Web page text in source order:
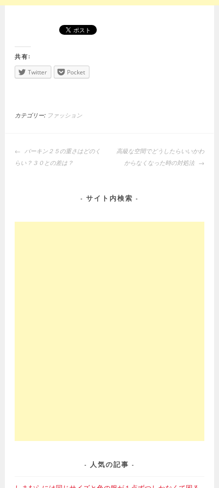
共有:
Twitter
Pocket
カテゴリー: ファッション
投
稿
シ
バーキン２５の重さはどのく
らい？３０との差は？
高級な空間でどうしたらいいかわ
からなくなった時の対処法
サイト内検索
人気の記事